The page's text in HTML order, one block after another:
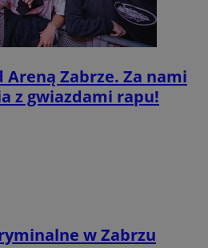
Areną Zabrze. Za nami
z gwiazdami rapu!
w Zabrzu